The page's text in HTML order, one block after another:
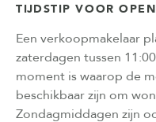
TIJDSTIP VOOR
Een verkoopmakelaar
zaterdagen tussen
moment is waarop de
beschikbaar zijn om
Zondagmiddagen zijn